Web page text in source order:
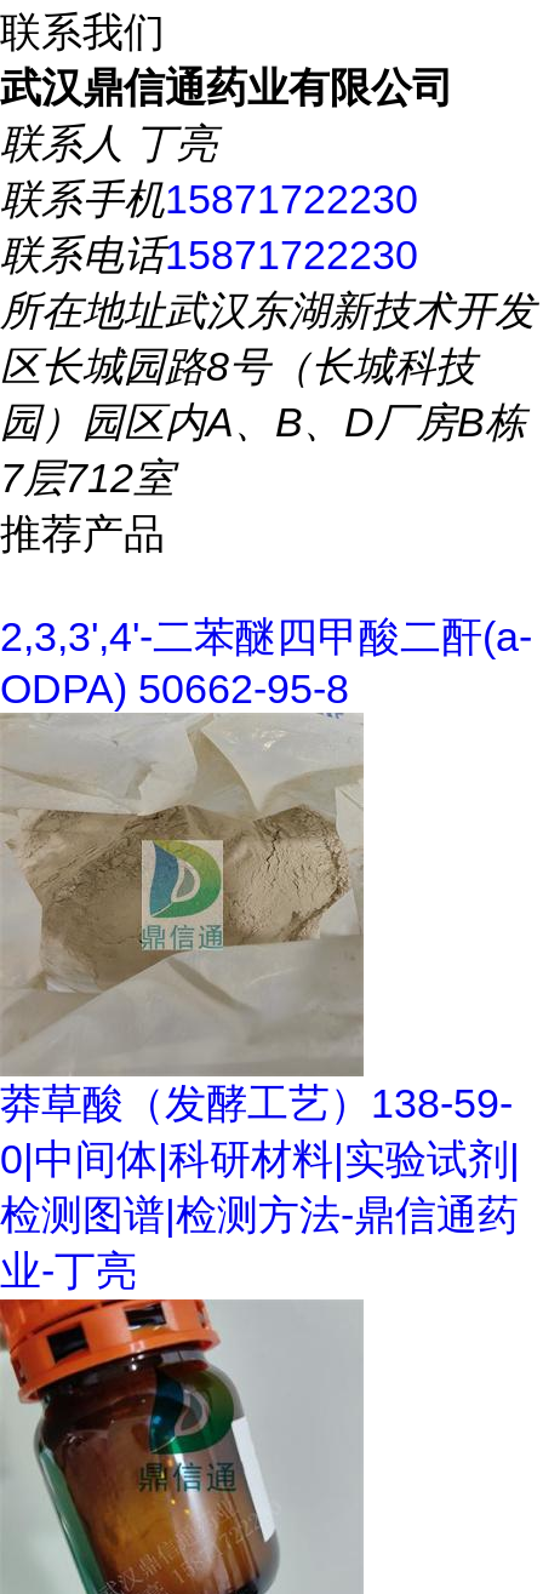
联系我们
武汉鼎信通药业有限公司
联系人 丁亮
联系手机15871722230
联系电话15871722230
所在地址武汉东湖新技术开发
区长城园路8号（长城科技
园）园区内A、B、D厂房B栋
7层712室
推荐产品
2,3,3',4'-二苯醚四甲酸二酐(a-
ODPA) 50662-95-8
莽草酸（发酵工艺）138-59-
0|中间体|科研材料|实验试剂|
检测图谱|检测方法-鼎信通药
业-丁亮